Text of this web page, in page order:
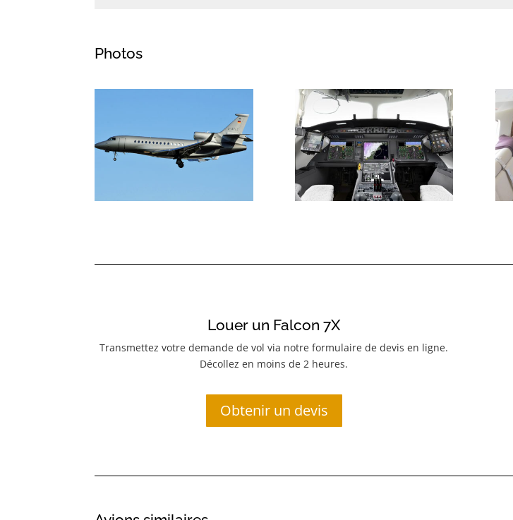
Photos
Louer un Falcon 7X
Transmettez votre demande de vol via notre formulaire de devis en ligne.
Décollez en moins de 2 heures.
Obtenir un devis